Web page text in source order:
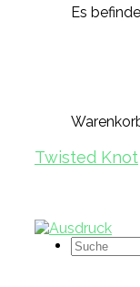
Es
Suche
Twisted Knot